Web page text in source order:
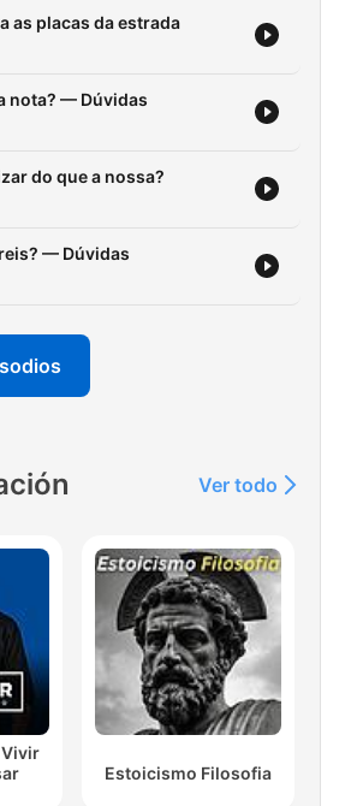
as placas da estrada
nota? — Dúvidas
do que a nossa?
— Dúvidas
Ver todo
Vivir
Estoicismo Filosofia